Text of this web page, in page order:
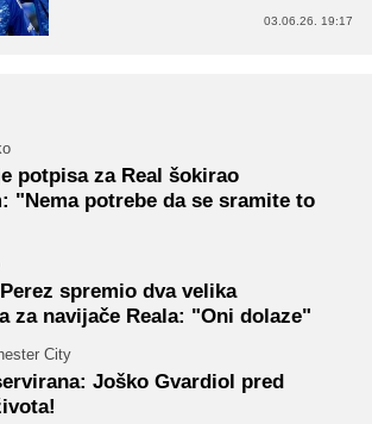
03.06.26. 19:17
potpisa za Real šokirao
"Nema potrebe da se sramite to
spremio dva velika
za navijače Reala: "Oni dolaze"
City
Joško Gvardiol pred